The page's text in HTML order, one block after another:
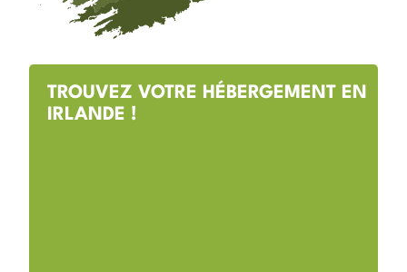
TROUVEZ VOTRE HÉBERGEMENT EN
IRLANDE !